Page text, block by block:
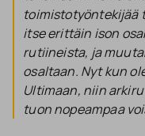
toimistotyöntekijää
itse erittäin ison
rutiineista, ja
osaltaan. Nyt kun
Ultimaan, niin
tuon nopeampaa